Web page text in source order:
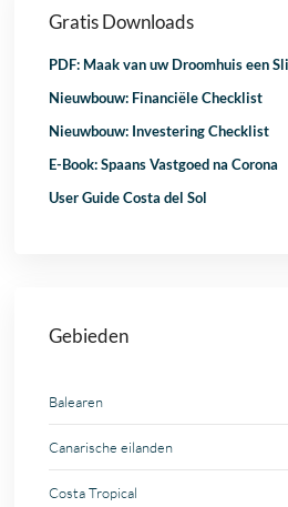
Gratis Downloads
PDF: Maak van uw Droomhuis een
Nieuwbouw: Financiële Checklist
Nieuwbouw: Investering Checklist
E-Book: Spaans Vastgoed na Corona
User Guide Costa del Sol
Gebieden
Balearen
Canarische eilanden
Costa Tropical